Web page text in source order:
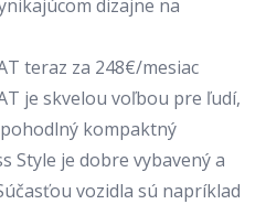
dizajne na
teraz za 248€/mesiac
je skvelou voľbou pre ľudí,
kompaktný
Style je dobre vybavený a
vozidla sú napríklad